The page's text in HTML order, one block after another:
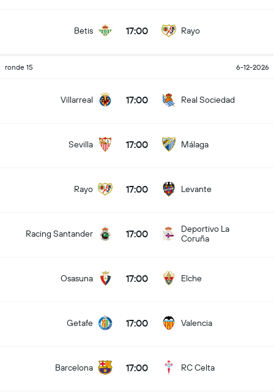
Betis 17:00 Rayo
ronde 15 6-12-2026
Villarreal 17:00 Real Sociedad
Sevilla 17:00 Málaga
Rayo 17:00 Levante
Racing Santander 17:00
Deportivo La
Coruña
Osasuna 17:00 Elche
Getafe 17:00 Valencia
Barcelona 17:00 RC Celta